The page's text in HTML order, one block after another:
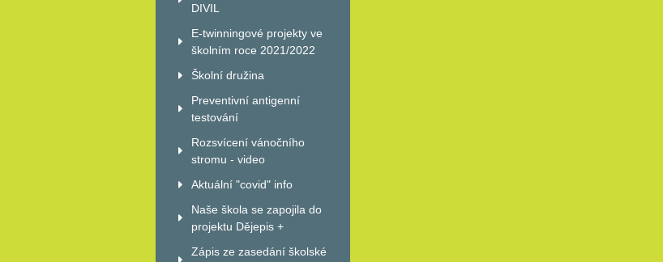
DIVIL
E-twinningové projekty ve
školním roce 2021/2022
Školní družina
Preventivní antigenní
testování
Rozsvícení vánočního
stromu - video
Aktuální "covid" info
Naše škola se zapojila do
projektu Dějepis +
Zápis ze zasedání školské